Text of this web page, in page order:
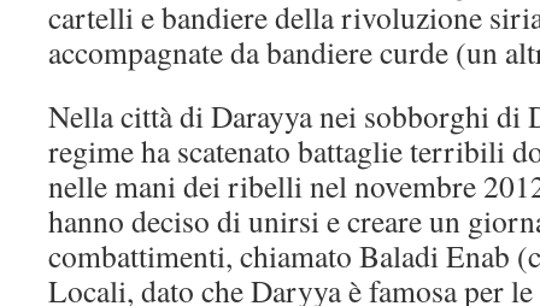
cartelli e bandiere della rivoluzione
accompagnate da bandiere curde (un
Nella città di Darayya nei sobborghi di
regime ha scatenato battaglie terribili
nelle mani dei ribelli nel novembre
hanno deciso di unirsi e creare un
combattimenti, chiamato Baladi Enab
Locali, dato che Daryya è famosa per